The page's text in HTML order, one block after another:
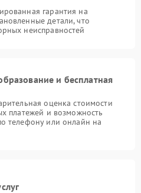
гарантия на
детали, что
неисправностей
и бесплатная
оценка стоимости
платежей и возможность
телефону или онлайн на